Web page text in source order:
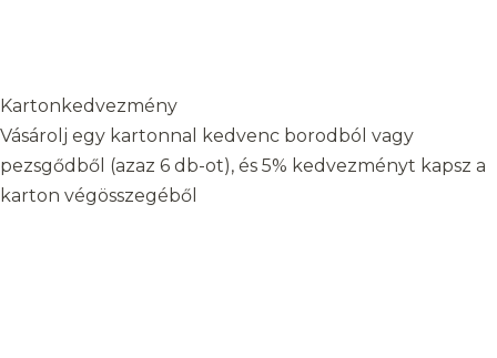
Kartonkedvezmény
Vásárolj egy kartonnal kedvenc borodból vagy
pezsgődből (azaz 6 db-ot), és 5% kedvezményt kapsz a
karton végösszegéből